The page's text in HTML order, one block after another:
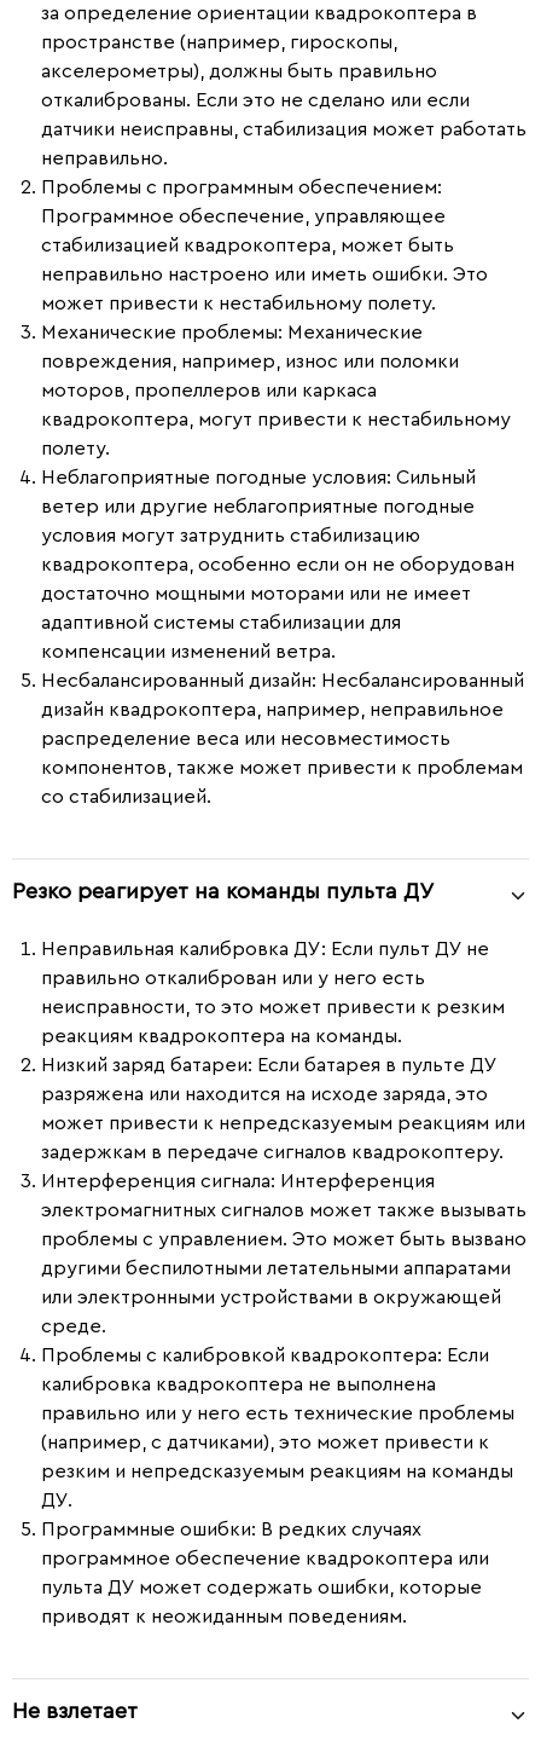
за определение ориентации квадрокоптера в
пространстве (например, гироскопы,
акселерометры), должны быть правильно
откалиброваны. Если это не сделано или если
датчики неисправны, стабилизация может работать
неправильно.
Проблемы с программным обеспечением:
Программное обеспечение, управляющее
стабилизацией квадрокоптера, может быть
неправильно настроено или иметь ошибки. Это
может привести к нестабильному полету.
Механические проблемы: Механические
повреждения, например, износ или поломки
моторов, пропеллеров или каркаса
квадрокоптера, могут привести к нестабильному
полету.
Неблагоприятные погодные условия: Сильный
ветер или другие неблагоприятные погодные
условия могут затруднить стабилизацию
квадрокоптера, особенно если он не оборудован
достаточно мощными моторами или не имеет
адаптивной системы стабилизации для
компенсации изменений ветра.
Несбалансированный дизайн: Несбалансированный
дизайн квадрокоптера, например, неправильное
распределение веса или несовместимость
компонентов, также может привести к проблемам
со стабилизацией.
Резко реагирует на команды пульта ДУ
Неправильная калибровка ДУ: Если пульт ДУ не
правильно откалиброван или у него есть
неисправности, то это может привести к резким
реакциям квадрокоптера на команды.
Низкий заряд батареи: Если батарея в пульте ДУ
разряжена или находится на исходе заряда, это
может привести к непредсказуемым реакциям или
задержкам в передаче сигналов квадрокоптеру.
Интерференция сигнала: Интерференция
электромагнитных сигналов может также вызывать
проблемы с управлением. Это может быть вызвано
другими беспилотными летательными аппаратами
или электронными устройствами в окружающей
среде.
Проблемы с калибровкой квадрокоптера: Если
калибровка квадрокоптера не выполнена
правильно или у него есть технические проблемы
(например, с датчиками), это может привести к
резким и непредсказуемым реакциям на команды
ДУ.
Программные ошибки: В редких случаях
программное обеспечение квадрокоптера или
пульта ДУ может содержать ошибки, которые
приводят к неожиданным поведениям.
Не взлетает